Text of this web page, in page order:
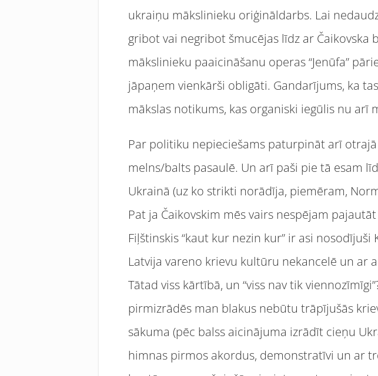
ukraiņu mākslinieku oriģināldarbs. Lai
gribot vai negribot šmucējas līdz ar
mākslinieku paaicināšanu operas “Jenūfa”
jāpaņem vienkārši obligāti. Gandarījums, ka
mākslas notikums, kas organiski iegūlis nu arī
Par politiku nepieciešams paturpināt arī
melns/balts pasaulē. Un arī paši pie tā esam
Ukrainā (uz ko strikti norādīja, piemēram,
Pat ja Čaikovskim mēs vairs nespējam
Fiļštinskis “kaut kur nezin kur” ir asi
Latvija vareno krievu kultūru nekancelē un ar
Tātad viss kārtībā, un “viss nav tik
pirmizrādēs man blakus nebūtu trāpījušās
sākuma (pēc balss aicinājuma izrādīt cieņu
himnas pirmos akordus, demonstratīvi un ar